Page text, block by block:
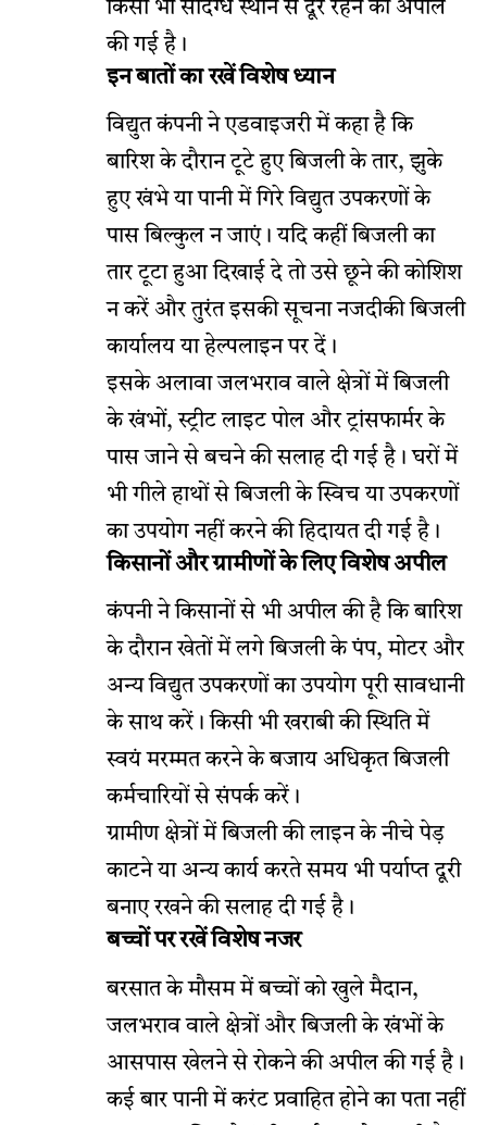
किसी भी संदिग्ध स्थान से दूर रहने की अपील
की गई है।
इन बातों का रखें विशेष ध्यान
विद्युत कंपनी ने एडवाइजरी में कहा है कि
बारिश के दौरान टूटे हुए बिजली के तार, झुके
हुए खंभे या पानी में गिरे विद्युत उपकरणों के
पास बिल्कुल न जाएं। यदि कहीं बिजली का
तार टूटा हुआ दिखाई दे तो उसे छूने की कोशिश
न करें और तुरंत इसकी सूचना नजदीकी बिजली
कार्यालय या हेल्पलाइन पर दें।
इसके अलावा जलभराव वाले क्षेत्रों में बिजली
के खंभों, स्ट्रीट लाइट पोल और ट्रांसफार्मर के
पास जाने से बचने की सलाह दी गई है। घरों में
भी गीले हाथों से बिजली के स्विच या उपकरणों
का उपयोग नहीं करने की हिदायत दी गई है।
किसानों और ग्रामीणों के लिए विशेष अपील
कंपनी ने किसानों से भी अपील की है कि बारिश
के दौरान खेतों में लगे बिजली के पंप, मोटर और
अन्य विद्युत उपकरणों का उपयोग पूरी सावधानी
के साथ करें। किसी भी खराबी की स्थिति में
स्वयं मरम्मत करने के बजाय अधिकृत बिजली
कर्मचारियों से संपर्क करें।
ग्रामीण क्षेत्रों में बिजली की लाइन के नीचे पेड़
काटने या अन्य कार्य करते समय भी पर्याप्त दूरी
बनाए रखने की सलाह दी गई है।
बच्चों पर रखें विशेष नजर
बरसात के मौसम में बच्चों को खुले मैदान,
जलभराव वाले क्षेत्रों और बिजली के खंभों के
आसपास खेलने से रोकने की अपील की गई है।
कई बार पानी में करंट प्रवाहित होने का पता नहीं